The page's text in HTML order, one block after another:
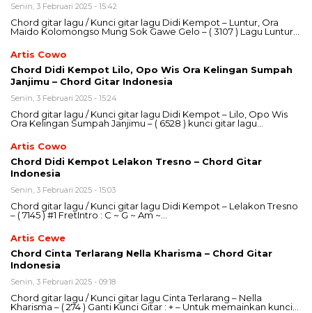
Senin, 3 Februari 2025 - 15:42
Chord gitar lagu / Kunci gitar lagu Didi Kempot – Luntur, Ora
Maido Kolomongso Mung Sok Gawe Gelo – ( 3107 ) Lagu Luntur…
Artis Cowo
Chord Didi Kempot Lilo, Opo Wis Ora Kelingan Sumpah
Janjimu – Chord Gitar Indonesia
Senin, 3 Februari 2025 - 15:24
Chord gitar lagu / Kunci gitar lagu Didi Kempot – Lilo, Opo Wis
Ora Kelingan Sumpah Janjimu – ( 6528 ) kunci gitar lagu…
Artis Cowo
Chord Didi Kempot Lelakon Tresno – Chord Gitar
Indonesia
Senin, 3 Februari 2025 - 15:03
Chord gitar lagu / Kunci gitar lagu Didi Kempot – Lelakon Tresno
– ( 7145 ) #1 FretIntro : C ~ G ~ Am ~…
Artis Cewe
Chord Cinta Terlarang Nella Kharisma – Chord Gitar
Indonesia
Senin, 3 Februari 2025 - 09:18
Chord gitar lagu / Kunci gitar lagu Cinta Terlarang – Nella
Kharisma – ( 274 ) Ganti Kunci Gitar : + – Untuk memainkan kunci…